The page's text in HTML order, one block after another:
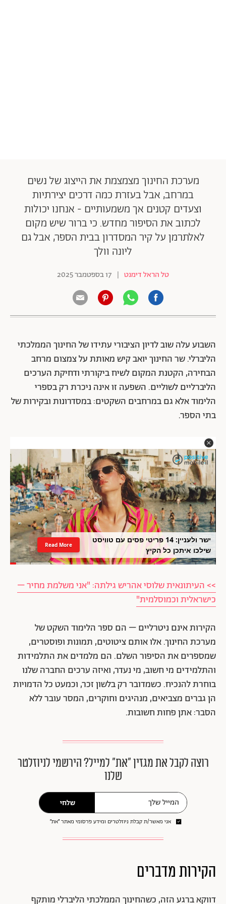
מערכת החינוך מצמצמת את הייצוג של נשים
במרחב, אבל בעזרת כמה דרכים יצירתיות
וצעדים קטנים אך משמעותיים - אנחנו יכולות
לכתוב את הסיפור מחדש. כי ברור שיש מקום
לאלתרמן על קיר המסדרון בבית הספר, אבל גם
ליונה וולך
טל הראל דימנט | 17 בספטמבר 2025
השבוע עלה שוב לדיון הציבורי עתידו של החינוך הממלכתי
הליברלי. שר החינוך יואב קיש מאותת על צמצום מרחב
הבחירה, הקטנת המקום לשיח ביקורתי ודחיקת הערכים
הליברליים לשוליים. השפעה זו אינה ניכרת רק בספרי
הלימוד אלא גם במרחבים השקטים: במסדרונות ובקירות של
בתי הספר.
ישר ולעניין: 14 פריטי פסים עם טוויסט
שילכו איתכן כל הקיץ
Read More
>> העיתונאית שלוסי אהריש גילתה: "אני משלמת מחיר –
כישראלית וכמוסלמית"
הקירות אינם ניטרליים – הם ספר הלימוד השקט של
מערכת החינוך. אלו אותם ציטוטים, תמונות ופוסטרים,
שמספרים את הסיפור השלם. הם מלמדים את התלמידות
והתלמידים מי חשוב, מי נעדר, ואיזה ערכים החברה שלנו
בוחרת להנכיח. כשמדובר רק בלשון זכר, וכמעט כל הדמויות
הן גברים מצביאים, מנהיגים וחוקרים, המסר עובר ללא
הסבר: אתן פחות חשובות.
רוצה לקבל את מגזין ״את״ למייל? הירשמי לניוזלטר
שלנו
שלחי
אני מאשר/ת קבלת ניוזלטרים ומידע פרסומי מאתר ״את״
הקירות מדברים
דווקא ברגע הזה, כשהחינוך הממלכתי הליברלי מותקף